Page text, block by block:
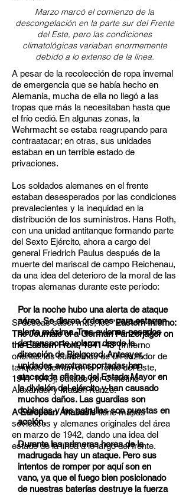
Marzo marcó el comienzo de la
descongelación en la parte sur del Frente
del Este, pero las condiciones
climatológicas variaban enormemente
debido a lo extenso de la línea.
A pesar de la recolección de ropa invernal
de emergencia que se había hecho en
Alemania, mucha de ella no llegó a las
tropas que más la necesitaban hasta que
el frío cedió. En algunas zonas, la
Wehrmacht se estaba reagrupando para
contraatacar; en otras, sus unidades
estaban en un terrible estado de
privaciones.
Los soldados alemanes en el frente
estaban desesperados por las condiciones
prevalecientes y la inequidad en la
distribución de los suministros. Hans Roth,
con una unidad antitanque formando parte
del Sexto Ejército, ahora a cargo del
general Friedrich Paulus después de la
muerte del mariscal de campo Reichenau,
da una idea del deterioro de la moral de las
tropas alemanas durante este periodo:
Por la noche hubo una alerta de ataque
aéreo. Se dieron órdenes para estar en
alerta máxima. Tres aviones pesados
de transporte volaron desde la
dirección de Bjelgorod. Anteayer,
unidades aerotransportadas han
atacado la oficina del Estado Mayor en
la división del ejército y han causado
muchos daños. Las guardias son
dobladas y las patrullas son puestas en
acción.
Durante las primeras horas de la
madrugada hay un ataque. Pero sus
intentos de romper por aquí son en
vano, ya que el fuego bien posicionado
de nuestras baterías destruye la fuerza
Si deseas saber más, lee “Eastern Inferno:
The Journals of a German Panzerjäger on
the Eastern Front, 1941-43” [Infierno
oriental: los cuadernos de un cazador de
tanques alemán en el Frente del Este,
1941-1943], editado por Christine
Alexander y Mason Kunze.
A European Anabasistiene mapas
soviéticos y alemanes originales del área
en marzo de 1942, dando una idea del
estado de la línea a lo largo del frente.